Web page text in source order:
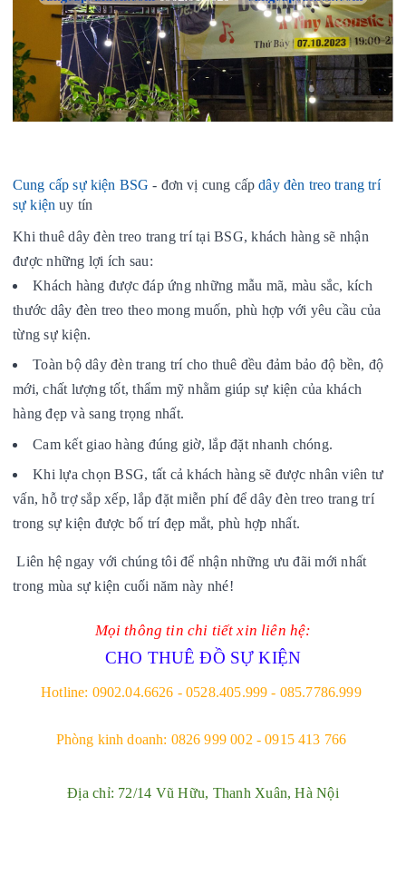
Cung cấp sự kiện BSG - đơn vị cung cấpdây đèn treo trang trí
sự kiện uy tín
Khi thuê dây đèn treo trang trí tại BSG, khách hàng sẽ nhận
được những lợi ích sau:
Khách hàng được đáp ứng những mẫu mã, màu sắc, kích
thước dây đèn treo theo mong muốn, phù hợp với yêu cầu của
từng sự kiện.
Toàn bộ dây đèn trang trí cho thuê đều đảm bảo độ bền, độ
mới, chất lượng tốt, thẩm mỹ nhằm giúp sự kiện của khách
hàng đẹp và sang trọng nhất.
Cam kết giao hàng đúng giờ, lắp đặt nhanh chóng.
Khi lựa chọn BSG, tất cả khách hàng sẽ được nhân viên tư
vấn, hỗ trợ sắp xếp, lắp đặt miễn phí để dây đèn treo trang trí
trong sự kiện được bố trí đẹp mắt, phù hợp nhất.
Liên hệ ngay với chúng tôi để nhận những ưu đãi mới nhất
trong mùa sự kiện cuối năm này nhé!
Mọi thông tin chi tiết xin liên hệ:
CHO THUÊ ĐỒ SỰ KIỆN
Hotline: 0902.04.6626 - 0528.405.999 - 085.7786.999
Phòng kinh doanh: 0826 999 002 - 0915 413 766
Địa chỉ: 72/14 Vũ Hữu, Thanh Xuân, Hà Nội